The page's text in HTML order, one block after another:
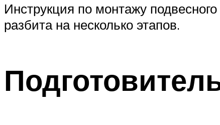
Инструкция по монтажу
разбита на несколько этапов.